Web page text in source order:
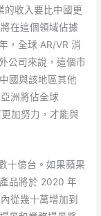
的收入要比中國更
在這個領域佔據
，全球 AR/VR 消
公司來說，這個市
國與該地區其他
洲將佔全球
加努力，才能與
十億台。如果蘋果
品將於 2020 年
從幾十萬增加到